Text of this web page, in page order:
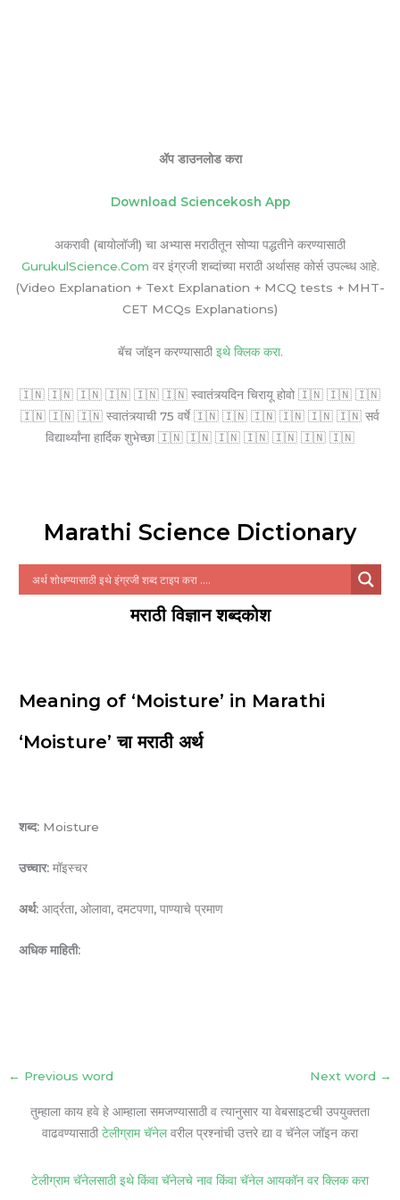
ॲप डाउनलोड करा
Download Sciencekosh App
अकरावी (बायोलॉजी) चा अभ्यास मराठीतून सोप्या पद्धतीने करण्यासाठी
GurukulScience.Com वर इंग्रजी शब्दांच्या मराठी अर्थासह कोर्स उपल्ब्ध आहे.
(Video Explanation + Text Explanation + MCQ tests + MHT-
CET MCQs Explanations)
बॅच जॉइन करण्यासाठी इथे क्लिक करा.
🇮🇳 🇮🇳 🇮🇳 🇮🇳 🇮🇳 🇮🇳 स्वातंत्र्यदिन चिरायू होवो 🇮🇳 🇮🇳 🇮🇳
🇮🇳 🇮🇳 🇮🇳 स्वातंत्र्याची 75 वर्षे 🇮🇳 🇮🇳 🇮🇳 🇮🇳 🇮🇳 🇮🇳 सर्व
विद्यार्थ्यांना हार्दिक शुभेच्छा 🇮🇳 🇮🇳 🇮🇳 🇮🇳 🇮🇳 🇮🇳 🇮🇳
Marathi Science Dictionary
मराठी विज्ञान शब्दकोश
Meaning of ‘Moisture’ in Marathi
‘Moisture’ चा मराठी अर्थ
शब्द: Moisture
उच्चार: मॉइस्चर
अर्थ: आर्द्रता, ओलावा, दमटपणा, पाण्याचे प्रमाण
अधिक माहिती:
← Previous word Next word →
तुम्हाला काय हवे हे आम्हाला समजण्यासाठी व त्यानुसार या वेबसाइटची उपयुक्तता
वाढवण्यासाठी टेलीग्राम चॅनेलवरील प्रश्नांची उत्तरे द्या व चॅनेल जॉइन करा
टेलीग्राम चॅनेलसाठी इथे किंवा चॅनेलचे नाव किंवा चॅनेल आयकॉन वर क्लिक करा